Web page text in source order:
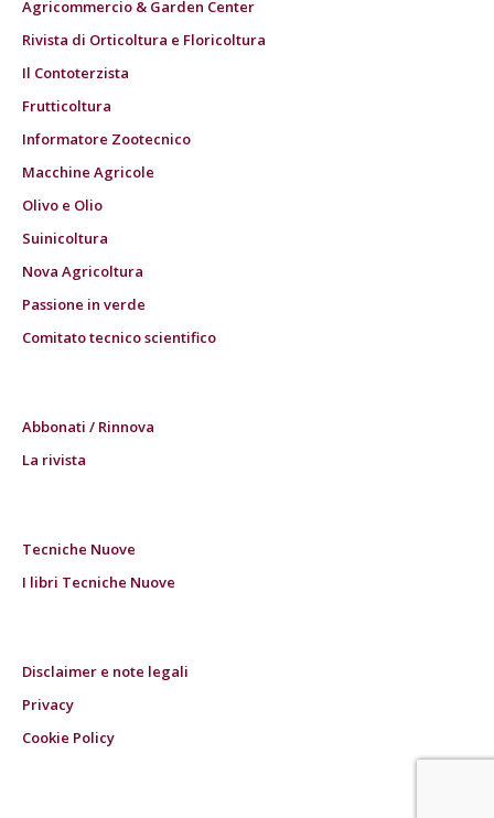
Agricommercio & Garden Center
Rivista di Orticoltura e Floricoltura
Il Contoterzista
Frutticoltura
Informatore Zootecnico
Macchine Agricole
Olivo e Olio
Suinicoltura
Nova Agricoltura
Passione in verde
Comitato tecnico scientifico
Abbonati / Rinnova
La rivista
Tecniche Nuove
I libri Tecniche Nuove
Disclaimer e note legali
Privacy
Cookie Policy